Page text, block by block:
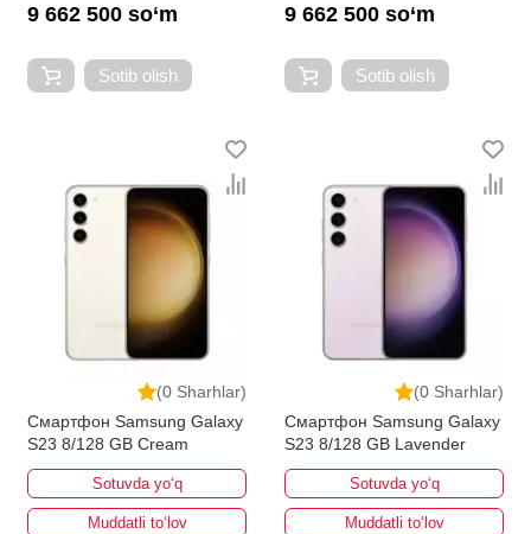
9 662 500 so‘m
Sotib olish
9 662 500 so‘m
Sotib olish
(0 Sharhlar)
Смартфон Samsung Galaxy
S23 8/128 GB Cream
Sotuvda yo‘q
Muddatli to‘lov
(0 Sharhlar)
Смартфон Samsung Galaxy
S23 8/128 GB Lavender
Sotuvda yo‘q
Muddatli to‘lov